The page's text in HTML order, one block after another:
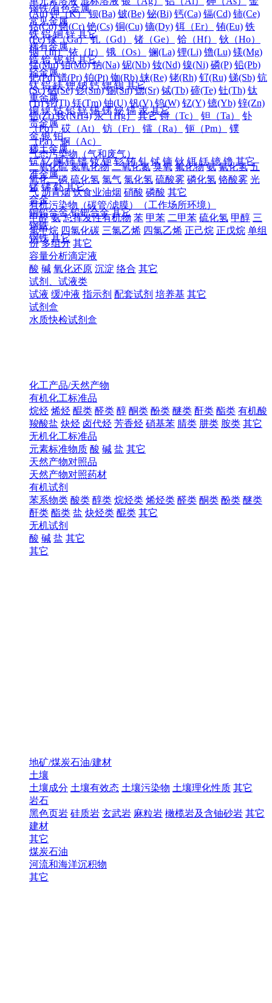
(Au) 钾（K） 钡(Ba) 铍(Be) 铋(Bi) 钙(Ca) 镉(Cd) 铈(Ce)
钴(Co) 铬(Cr) 铯(Cs) 铜(Cu) 镝(Dy) 铒（Er） 铕(Eu) 铁
(Fe) 镓（Ga） 钆（Gd） 锗（Ge） 铪（Hf）
钬（Ho）
铟（In） 铱（Ir） 锇（Os） 镧(La) 锂(Li) 镥(Lu) 镁(Mg)
锰(Mn) 钼(Mo) 钠(Na) 铌(Nb) 钕(Nd) 镍(Ni) 磷(P) 铅(Pb)
钯(Pd) 镨(Pr) 铂(Pt) 铷(Rb) 铼(Re) 铑(Rh) 钌(Ru) 锑(Sb) 钪
(Sc) 硒(Se) 钐(Sm) 锡(Sn) 锶(Sr) 铽(Tb) 碲(Te) 钍(Th) 钛
(Ti) 铊(Tl) 铥(Tm) 铀(U) 钒(V) 钨(W) 钇(Y) 镱(Yb) 锌(Zn)
锆(Zr) 铵(NH4) 汞（Hg） 其它 锝（Tc） 钽（Ta）
钋
（Po） 砹（At） 钫（Fr） 镭（Ra） 钷（Pm）
镤
（Pa） 锕（Ac）
气态污染物（气和废气）
二氧化硫 氮氧化物 二氧化氮 臭氧 氟化物 氨 氰化氢 五
氧化二磷 硫化氢 氯气 氯化氢 硫酸雾 磷化氢 铬酸雾 光
气 沥青烟 饮食业油烟 硝酸 磷酸 其它
有机污染物（碳管/滤膜）（工作场所环境）
甲醛 氨 总挥发性有机物 苯 甲苯 二甲苯 硫化氢 甲醇 三
氯甲烷 四氯化碳 三氯乙烯 四氯乙烯 正己烷 正戊烷 单组
份 多组分 其它
容量分析滴定液
酸 碱 氧化还原 沉淀 络合 其它
试剂、试液类
试液 缓冲液 指示剂 配套试剂 培养基 其它
试剂盒
水质快检试剂盒
钢铁/有色金属
常见金属
铁 铝 铜 锌 其它
稀有金属
锆 铪 铌 钽 其它
轻金属
钛 铝 镁 钾 钠 钙 锶 钡 其它
重金属
铜 镍 钴 铅 锌 锡 锑 铋 镉 汞 其它
贵金属
金 银 铂
稀土金属
钪 钇 镧 铈 镨 钕 钷 钐 铕 钆 铽 镝 钬 铒 铥 镱 镥 其它
准金属
锗 锑 钋 其它
合金
铜铅合金 铅钯合金 其它
钢铁
钢铁 其它
化工产品/天然产物
有机化工标准品
烷烃 烯烃 醌类 醛类 醇 酮类 酚类 醚类 酐类 酯类 有机酸
羧酸盐 炔烃 卤代烃 芳香烃 硝基苯 腈类 肼类 胺类 其它
无机化工标准品
元素标准物质 酸 碱 盐 其它
天然产物对照品
天然产物对照药材
有机试剂
苯系物类 酸类 醇类 烷烃类 烯烃类 醛类 酮类 酚类 醚类
酐类 酯类 盐 炔烃类 醌类 其它
无机试剂
酸 碱 盐 其它
其它
地矿/煤炭石油/建材
土壤
土壤成分 土壤有效态 土壤污染物 土壤理化性质 其它
岩石
黑色页岩 硅质岩 玄武岩 麻粒岩 橄榄岩及含铀砂岩 其它
建材
其它
煤炭石油
河流和海洋沉积物
其它